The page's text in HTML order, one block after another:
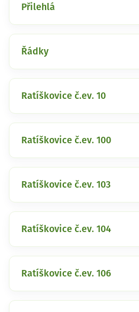
Přilehlá
Řádky
Ratíškovice č.ev. 10
Ratíškovice č.ev. 100
Ratíškovice č.ev. 103
Ratíškovice č.ev. 104
Ratíškovice č.ev. 106